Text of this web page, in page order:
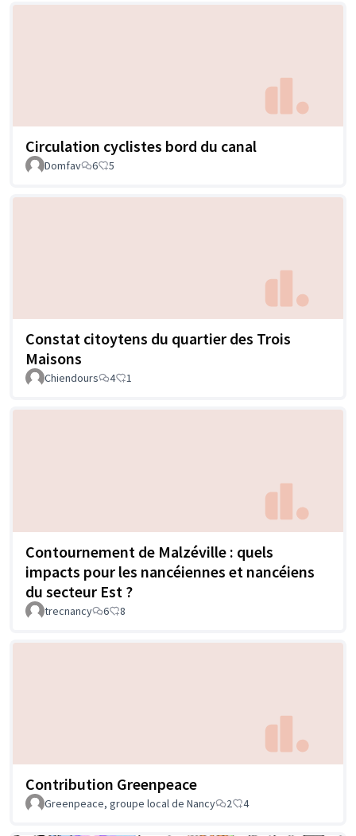
Circulation cyclistes bord du canal
Domfav 6 5
Constat citoytens du quartier des Trois
Maisons
Chiendours 4 1
Contournement de Malzéville : quels
impacts pour les nancéiennes et nancéiens
du secteur Est ?
trecnancy 6 8
Contribution Greenpeace
Greenpeace, groupe local de Nancy 2 4